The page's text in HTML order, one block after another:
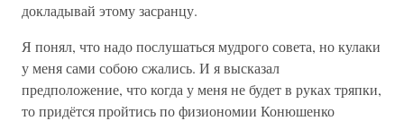
докладывай этому засранцу.
Я понял, что надо послушаться мудрого совета, но кулаки
у меня сами собою сжались. И я высказал
предположение, что когда у меня не будет в руках тряпки,
то придётся пройтись по физиономии Конюшенко